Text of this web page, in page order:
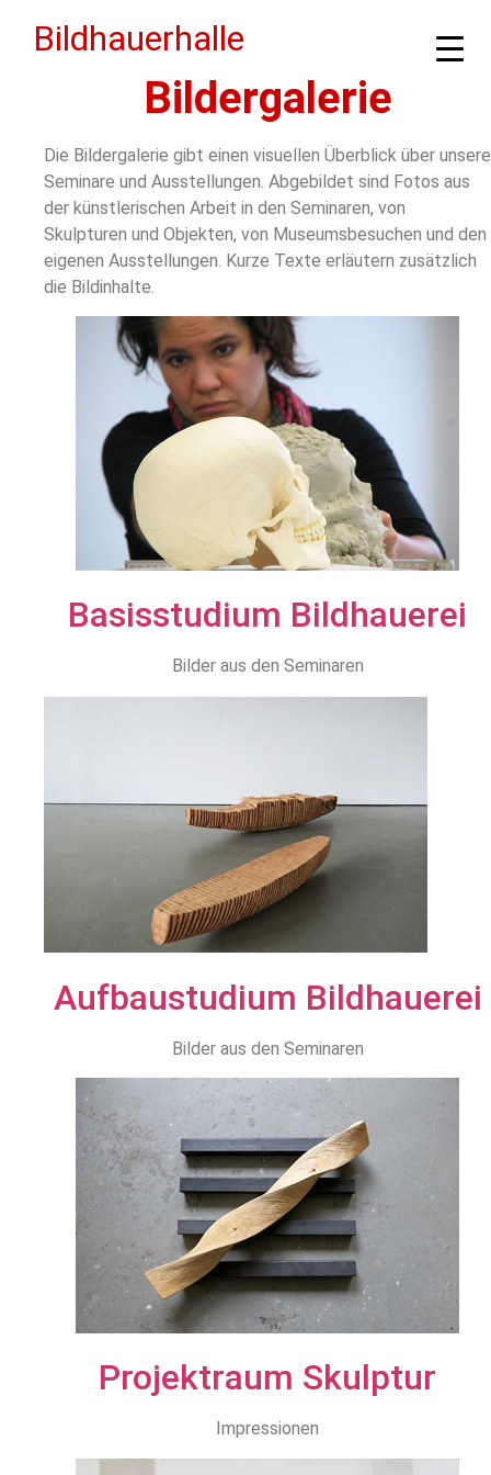
Bildhauerhalle
Bildergalerie
Die Bildergalerie gibt einen visuellen Überblick über unsere
Seminare und Ausstellungen. Abgebildet sind Fotos aus
der künstlerischen Arbeit in den Seminaren, von
Skulpturen und Objekten, von Museumsbesuchen und den
eigenen Ausstellungen. Kurze Texte erläutern zusätzlich
die Bildinhalte.
Basisstudium Bildhauerei
Bilder aus den Seminaren
Aufbaustudium Bildhauerei
Bilder aus den Seminaren
Projektraum Skulptur
Impressionen